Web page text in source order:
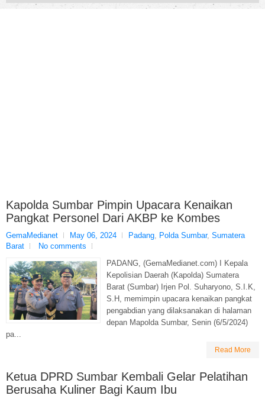
Kapolda Sumbar Pimpin Upacara Kenaikan
Pangkat Personel Dari AKBP ke Kombes
GemaMedianet May 06, 2024 Padang, Polda Sumbar, Sumatera
Barat
No comments
PADANG, (GemaMedianet.com) I Kepala
Kepolisian Daerah (Kapolda) Sumatera
Barat (Sumbar) Irjen Pol. Suharyono, S.I.K,
S.H, memimpin upacara kenaikan pangkat
pengabdian yang dilaksanakan di halaman
depan Mapolda Sumbar, Senin (6/5/2024)
pa...
Read More
Ketua DPRD Sumbar Kembali Gelar Pelatihan
Berusaha Kuliner Bagi Kaum Ibu